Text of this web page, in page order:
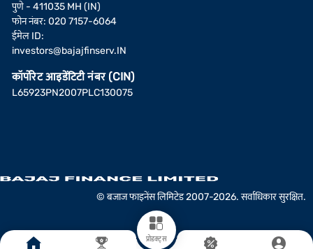
प्रोडक्ट्स
पुणे - 411035 MH (IN)
फोन नंबर: 020 7157-6064
ईमेल ID:
investors@bajajfinserv.IN
कॉर्पोरेट आइडेंटिटी नंबर (CIN)
L65923PN2007PLC130075
© बजाज फाइनेंस लिमिटेड 2007-2026. सर्वाधिकार सुरक्षित.